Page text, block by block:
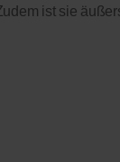
ist sie